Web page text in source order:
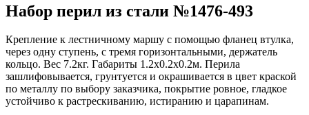
Набор перил из стали №1476-493
Крепление к лестничному маршу с помощью фланец втулка,
через одну ступень, с тремя горизонтальными, держатель
кольцо. Вес 7.2кг. Габариты 1.2х0.2х0.2м. Перила
зашлифовывается, грунтуется и окрашивается в цвет краской
по металлу по выбору заказчика, покрытие ровное, гладкое
устойчиво к растрескиванию, истиранию и царапинам.